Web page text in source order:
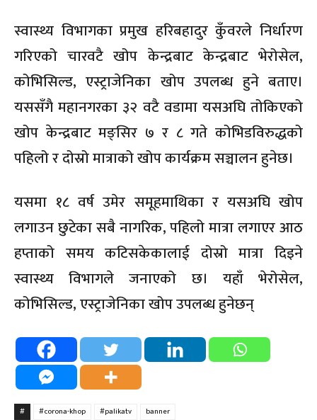
स्वास्थ्य विभागका प्रमुख हरिबहादुर कुँवरले निर्धारण
गरिएको चारवटै खोप केन्द्रबाट केन्द्रबाट भेरोसेल,
कोभिसिल्ड, एस्ट्राजेनिका खोप उपलब्ध हुने बताए।
यससँगै महानगरका ३२ वटै वडामा यसअघि तोकिएको
खोप केन्द्रबाट मङ्सिर ७ र ८ गते कोभिडविरुद्धको
पहिलो र दोस्रो मात्राको खोप कार्यक्रम सञ्चालन हुनेछ।
यसमा १८ वर्ष उमेर समूहमाथिका र यसअघि खोप
लगाउन छुटेका सबै नागरिक, पहिलो मात्रा लगाएर आठ
हप्ताको समय कटिसकेकालाई दोस्रो मात्रा दिइने
स्वास्थ्य विभागले जनाएको छ। यहाँ भेरोसेल,
कोभिसिल्ड, एस्ट्राजेनिका खोप उपलब्ध हुनेछन्
# #corona-khop #palikatv banner